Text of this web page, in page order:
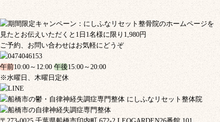
ご予約、お問い合わせはお気軽にどうぞ
午前10:00～12:00 午後15:00～20:00
※水曜日、木曜日定休